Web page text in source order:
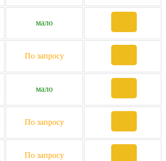
мало
По запросу
мало
По запросу
По запросу